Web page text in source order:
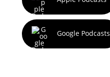
Google Podcasts